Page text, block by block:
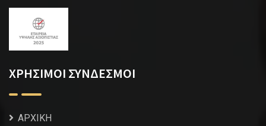
ΧΡΗΣΙΜΟΙ ΣΥΝΔΕΣΜΟΙ
ΑΡΧΙΚΗ